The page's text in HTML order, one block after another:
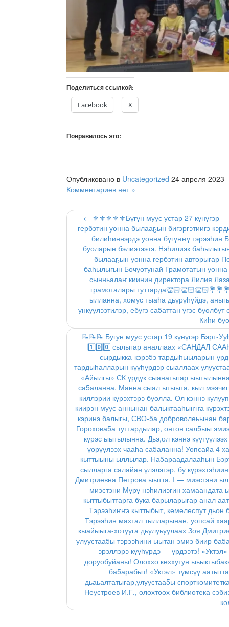
Поделиться ссылкой:
Facebook
X
Понравилось это:
Опубликовано в Uncategorized 24 апреля 2023
Комментариев нет »
← ⚜️⚜️⚜️⚜️⚜️Бүгүн муус устар 27 күнүгэр —
гербэтин уонна былааҕын бигэргэтиигэ
билиһиннэрдэ уонна бүгүҥҥү тэрээһин
буоларын бэлиэтээтэ. Нэһилиэк
былааҕын уонна гербэтин авторыгар
баһылыгын Бочуотунай Грамотатын
сынньалаҥ киинин директора Лилия
грамоталары
ылланна, хомус тыаһа дьүрүһүйдэ,
ункуулээтилэр, ебугэ са5аттан угэс
Киhи
📝📝📝 Бугун муус устар 19 күнүгэр Бэрт-
1️⃣0️⃣0️⃣ сылыгар аналлаах «САНДАЛ
сырдыкка-кэрэ5э тардыһыыларын
тардыһалларын күүһүрдэр сыаллаах
«Айылгы» СК үрдүк сыанатыгар
са5аланна. Манна сыал ытыыта, кыл
киллэрии күрэхтэрэ буолла. Ол кэннэ
киирэн муус аннынан балыктааһыҥҥа
кэринэ балыгы, СВО-5а доброволеьынан
Горохова5а туттардылар, онтон сал5ыы
күрэс ыытылынна. Дьэ,ол кэннэ
үөрүүлээх чааһа са5аланна! Уопсайа 4
кыттыыны ыллылар. На5араадалааһын
сылларга салайан үлэлэтэр, бу
Дмитриевна Петрова ыытта. I — миэстэни
— миэстэни Мүрү нэһилиэгин хамаандата
кыттыбыттарга бука барыларыгар анал
Тэрээһиҥҥэ кыттыбыт, кемелеспут дьон
Тэрээһин махтал тылларынан, уопсай
кыайыыга-хотууга дьулуьуулаах Зоя
улуустаа5ы тэрээһини ыытан эмиэ биир
эрэллэрэ күүһүрдэ — үрдээтэ!
доруобуйаны! Олоххо кеххутун
ба5арабыт! «Уктэл» түмсүү
дьаьалтатыгар,улуустаа5ы
Неустроев И.Г., олохтоох библиотека